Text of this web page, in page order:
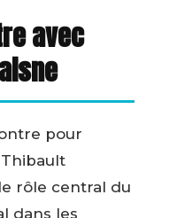
avec
pour
Thibault
rôle central du
dans les